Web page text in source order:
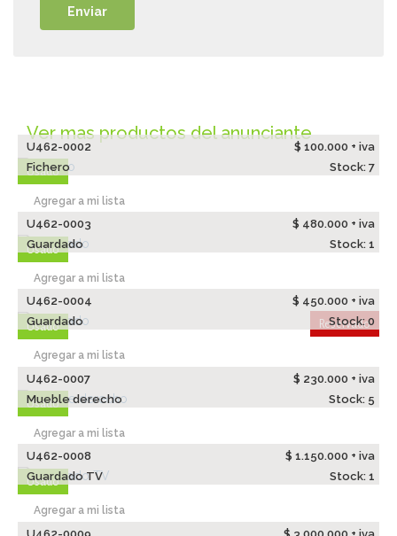
Ver mas productos del anunciante
Usado
U462-0002
$ 100.000 + iva
Fichero
Stock: 7
Agregar a mi lista
Usado
U462-0003
$ 480.000 + iva
Guardado
Stock: 1
Agregar a mi lista
Reservado
Usado
U462-0004
$ 450.000 + iva
Guardado
Stock: 0
Agregar a mi lista
Usado
U462-0007
$ 230.000 + iva
Mueble derecho
Stock: 5
Agregar a mi lista
Usado
U462-0008
$ 1.150.000 + iva
Guardado TV
Stock: 1
Agregar a mi lista